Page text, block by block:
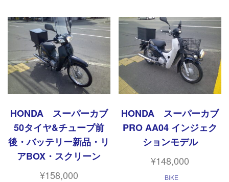
HONDA スーパーカブ
50タイヤ&チューブ前
後・バッテリー新品・リ
アBOX・スクリーン
¥158,000
HONDA スーパーカブ
PRO AA04 インジェク
ションモデル
¥148,000
BIKE